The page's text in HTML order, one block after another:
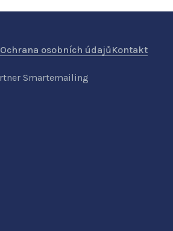
Ochrana osobních údajůKontakt